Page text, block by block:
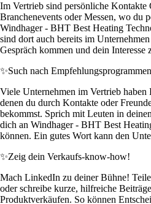
Im Vertrieb sind persönliche Kontakte
Branchenevents oder Messen, wo du
Windhager - BHT Best Heating
sind dort auch bereits im
Gespräch kommen und dein Interesse
✨Such nach Empfehlungsprogrammen
Viele Unternehmen im Vertrieb haben
denen du durch Kontakte oder
bekommst. Sprich mit Leuten in
dich an Windhager - BHT Best
können. Ein gutes Wort kann den
✨Zeig dein Verkaufs-know-how!
Mach LinkedIn zu deiner Bühne!
oder schreibe kurze, hilfreiche
Produktverkäufen. So können